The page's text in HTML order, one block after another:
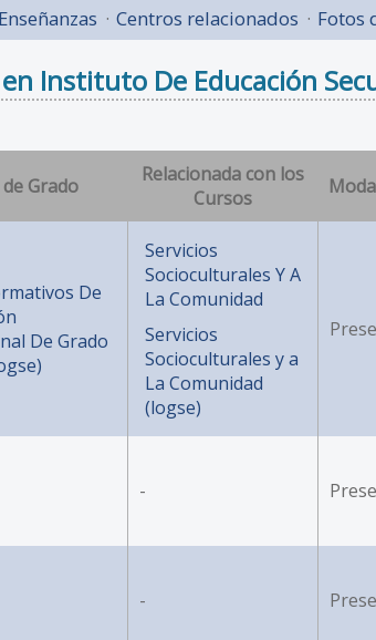
Enseñanzas Centros relacionados Fotos
Instituto De Educación
Grado
Relacionada con los
Cursos
De
De Grado
Servicios
Socioculturales Y A
La Comunidad
Servicios
Socioculturales y a
La Comunidad
(logse)
-
-